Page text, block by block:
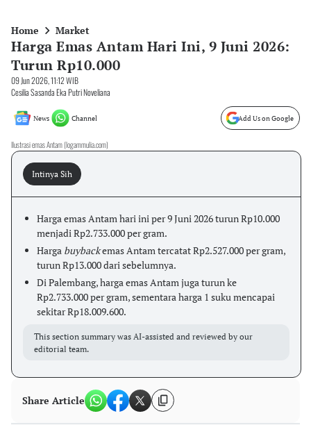
Home Market
Harga Emas Antam Hari Ini, 9 Juni 2026:
Turun Rp10.000
09 Jun 2026, 11:12 WIB
Cesilia Sasanda Eka Putri Noveliana
News Channel Add Us on Google
Ilustrasi emas Antam (logammulia.com)
Intinya Sih
Harga emas Antam hari ini per 9 Juni 2026 turun Rp10.000
menjadi Rp2.733.000 per gram.
Harga buybackemas Antam tercatat Rp2.527.000 per gram,
turun Rp13.000 dari sebelumnya.
Di Palembang, harga emas Antam juga turun ke
Rp2.733.000 per gram, sementara harga 1 suku mencapai
sekitar Rp18.009.600.
This section summary was AI-assisted and reviewed by our
editorial team.
Share Article